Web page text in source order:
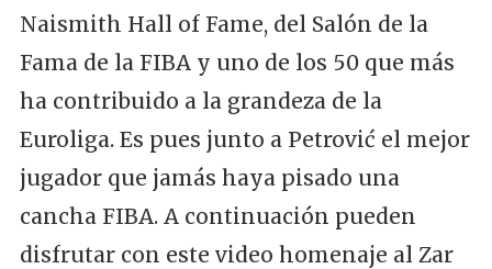
Naismith Hall of Fame, del Salón de la
Fama de la FIBA y uno de los 50 que más
ha contribuido a la grandeza de la
Euroliga. Es pues junto a Petrović el mejor
jugador que jamás haya pisado una
cancha FIBA. A continuación pueden
disfrutar con este video homenaje al Zar